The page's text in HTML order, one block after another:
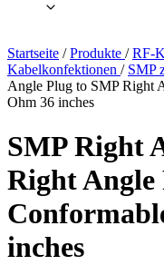
Startseite / Produkte / RF-
Kabelkonfektionen / SMP
Angle Plug to SMP Right
Ohm 36 inches
SMP Right
Right Angle
inches